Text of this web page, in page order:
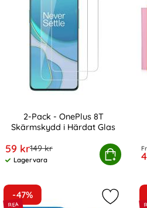
2-Pack - OnePlus 8T
Skärmskydd i Härdat Glas
rea pris
59 krtidigare pris
149 kr
Tillgänglighet:
Lagervara
Köp
2-Pack - OnePlus 8T
-47%